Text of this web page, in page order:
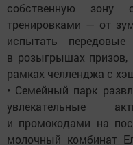
собственную зону
тренировками — от
испытать
в розыгрышах
рамках челленджа с
• Семейный парк
увлекательные
и промокодами на
молочный комбинат